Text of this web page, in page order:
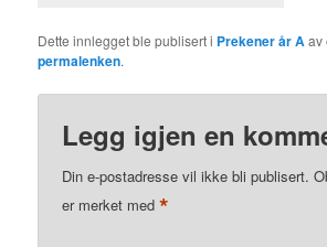
Dette innlegget ble publisert i Prekener år Aav
permalenken.
Legg igjen en
Din e-postadresse vil ikke bli publisert.
er merket med*